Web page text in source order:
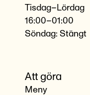
Tisdag–Lördag
16:00–01:00
Söndag: Stängt
Att göra
Meny